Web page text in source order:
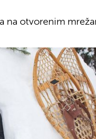
na otvorenim